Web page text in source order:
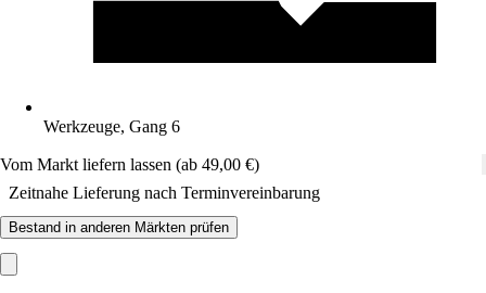
Werkzeuge, Gang 6
Vom Markt liefern lassen (ab 49,00 €)
Zeitnahe Lieferung nach Terminvereinbarung
Bestand in anderen Märkten prüfen